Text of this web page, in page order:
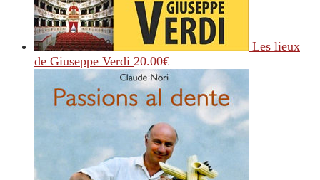
Les lieux
de Giuseppe Verdi 20.00€